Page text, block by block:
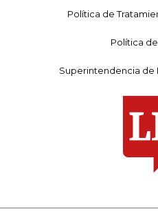
Política de
Política
Superintendencia de